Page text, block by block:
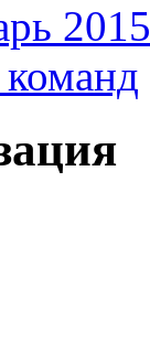
2015